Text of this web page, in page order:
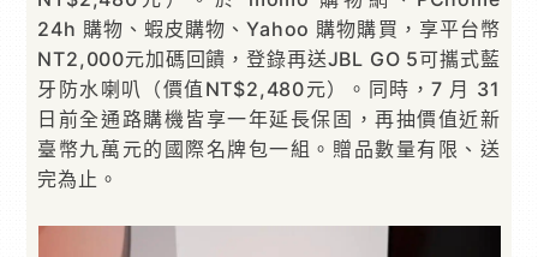
24h 購物、蝦皮購物、Yahoo 購物購買，享平台幣
NT2,000元加碼回饋，登錄再送JBL GO 5可攜式藍
牙防水喇叭（價值NT$2,480元）。同時，7 月 31
日前全通路購機皆享一年延長保固，再抽價值近新
臺幣九萬元的國際名牌包一組。贈品數量有限、送
完為止。